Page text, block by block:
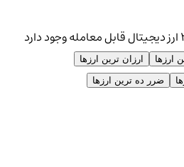
ارزها
ارزان ترین ارزها
ضرر ده ترین ارزها